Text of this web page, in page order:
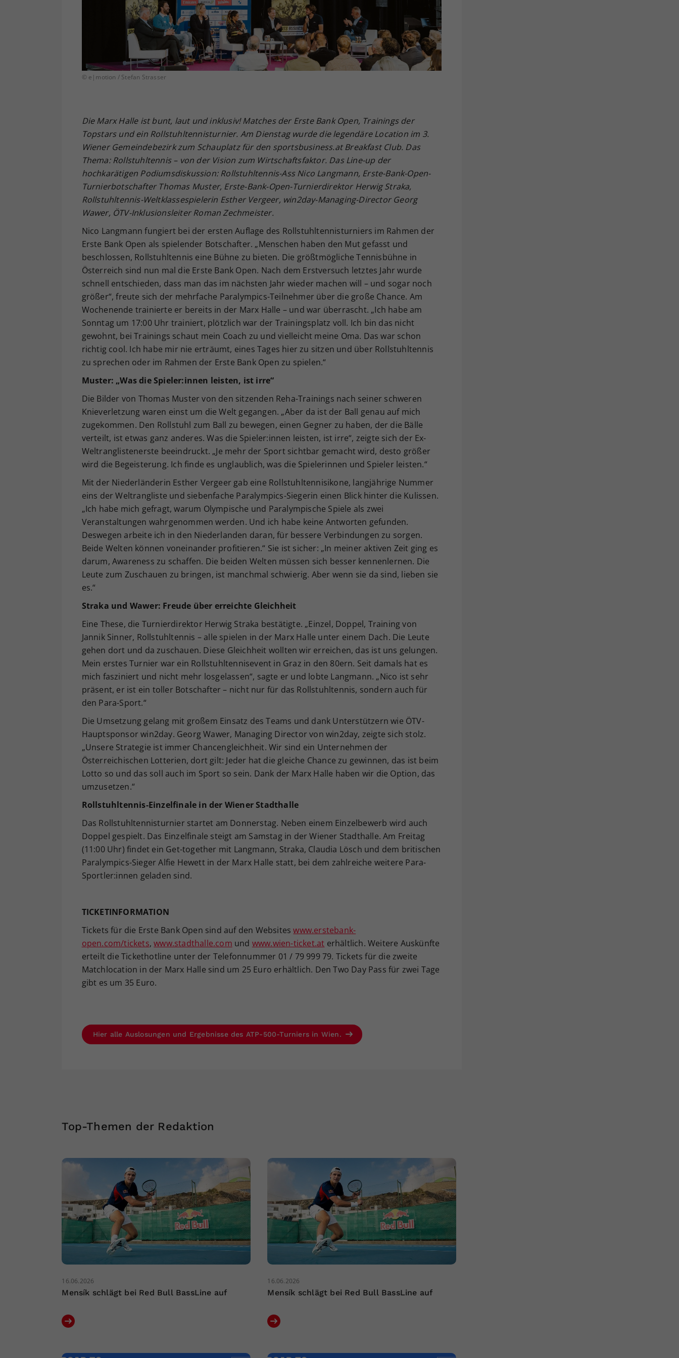
© e|motion / Stefan Strasser
Die Marx Halle ist bunt, laut und inklusiv!Matches der Erste Bank Open, Trainings der
Topstars und ein Rollstuhltennisturnier. Am Dienstag wurde die legendäre Location im 3.
Wiener Gemeindebezirk zum Schauplatz für den sportsbusiness.at Breakfast Club. Das
Thema: Rollstuhltennis – von der Vision zum Wirtschaftsfaktor. Das Line-up der
hochkarätigen Podiumsdiskussion: Rollstuhltennis-Ass Nico Langmann, Erste-Bank-Open-
Turnierbotschafter Thomas Muster, Erste-Bank-Open-Turnierdirektor Herwig Straka,
Rollstuhltennis-Weltklassespielerin Esther Vergeer, win2day-Managing-Director Georg
Wawer, ÖTV-Inklusionsleiter Roman Zechmeister.
Nico Langmann fungiert bei der ersten Auflage des Rollstuhltennisturniers im Rahmen der
Erste Bank Open als spielender Botschafter. „Menschen haben den Mut gefasst und
beschlossen, Rollstuhltennis eine Bühne zu bieten. Die größtmögliche Tennisbühne in
Österreich sind nun mal die Erste Bank Open. Nach dem Erstversuch letztes Jahr wurde
schnell entschieden, dass man das im nächsten Jahr wieder machen will – und sogar noch
größer“, freute sich der mehrfache Paralympics-Teilnehmer über die große Chance. Am
Wochenende trainierte er bereits in der Marx Halle – und war überrascht. „Ich habe am
Sonntag um 17:00 Uhr trainiert, plötzlich war der Trainingsplatz voll. Ich bin das nicht
gewohnt, bei Trainings schaut mein Coach zu und vielleicht meine Oma. Das war schon
richtig cool. Ich habe mir nie erträumt, eines Tages hier zu sitzen und über Rollstuhltennis
zu sprechen oder im Rahmen der Erste Bank Open zu spielen.“
Muster: „Was die Spieler:innen leisten, ist irre“
Die Bilder von Thomas Muster von den sitzenden Reha-Trainings nach seiner schweren
Knieverletzung waren einst um die Welt gegangen. „Aber da ist der Ball genau auf mich
zugekommen. Den Rollstuhl zum Ball zu bewegen, einen Gegner zu haben, der die Bälle
verteilt, ist etwas ganz anderes. Was die Spieler:innen leisten, ist irre“, zeigte sich der Ex-
Weltranglistenerste beeindruckt. „Je mehr der Sport sichtbar gemacht wird, desto größer
wird die Begeisterung. Ich finde es unglaublich, was die Spielerinnen und Spieler leisten.“
Mit der Niederländerin Esther Vergeer gab eine Rollstuhltennisikone, langjährige Nummer
eins der Weltrangliste und siebenfache Paralympics-Siegerin einen Blick hinter die Kulissen.
„Ich habe mich gefragt, warum Olympische und Paralympische Spiele als zwei
Veranstaltungen wahrgenommen werden. Und ich habe keine Antworten gefunden.
Deswegen arbeite ich in den Niederlanden daran, für bessere Verbindungen zu sorgen.
Beide Welten können voneinander profitieren.“ Sie ist sicher: „In meiner aktiven Zeit ging es
darum, Awareness zu schaffen. Die beiden Welten müssen sich besser kennenlernen. Die
Leute zum Zuschauen zu bringen, ist manchmal schwierig. Aber wenn sie da sind, lieben sie
es.“
Straka und Wawer: Freude über erreichte Gleichheit
Eine These, die Turnierdirektor Herwig Straka bestätigte. „Einzel, Doppel, Training von
Jannik Sinner, Rollstuhltennis – alle spielen in der Marx Halle unter einem Dach. Die Leute
gehen dort und da zuschauen. Diese Gleichheit wollten wir erreichen, das ist uns gelungen.
Mein erstes Turnier war ein Rollstuhltennisevent in Graz in den 80ern. Seit damals hat es
mich fasziniert und nicht mehr losgelassen“, sagte er und lobte Langmann. „Nico ist sehr
präsent, er ist ein toller Botschafter – nicht nur für das Rollstuhltennis, sondern auch für
den Para-Sport.“
Die Umsetzung gelang mit großem Einsatz des Teams und dank Unterstützern wie ÖTV-
Hauptsponsor win2day. Georg Wawer, Managing Director von win2day, zeigte sich stolz.
„Unsere Strategie ist immer Chancengleichheit. Wir sind ein Unternehmen der
Österreichischen Lotterien, dort gilt: Jeder hat die gleiche Chance zu gewinnen, das ist beim
Lotto so und das soll auch im Sport so sein. Dank der Marx Halle haben wir die Option, das
umzusetzen.“
Rollstuhltennis-Einzelfinale in der Wiener Stadthalle
Das Rollstuhltennisturnier startet am Donnerstag. Neben einem Einzelbewerb wird auch
Doppel gespielt. Das Einzelfinale steigt am Samstag in der Wiener Stadthalle. Am Freitag
(11:00 Uhr) findet ein Get-together mit Langmann, Straka, Claudia Lösch und dem britischen
Paralympics-Sieger Alfie Hewett in der Marx Halle statt, bei dem zahlreiche weitere Para-
Sportler:innen geladen sind.
TICKETINFORMATION
Tickets für die Erste Bank Open sind auf den Websiteswww.erstebank-
open.com/tickets,www.stadthalle.com und www.wien-ticket.at erhältlich. Weitere Auskünfte
erteilt die Tickethotline unter der Telefonnummer 01 / 79 999 79. Tickets für die zweite
Matchlocation in der Marx Halle sind um 25 Euro erhältlich. Den Two Day Pass für zwei Tage
gibt es um 35 Euro.
Hier alle Auslosungen und Ergebnisse des ATP-500-Turniers in Wien.
Top-Themen der Redaktion
16.06.2026
Mensík schlägt bei Red Bull BassLine auf
16.06.2026
Mensík schlägt bei Red Bull BassLine auf
Ihrer vorgenommen Einstellungen, falls der
Webseiten-Betreiber dies eingestellt hat.